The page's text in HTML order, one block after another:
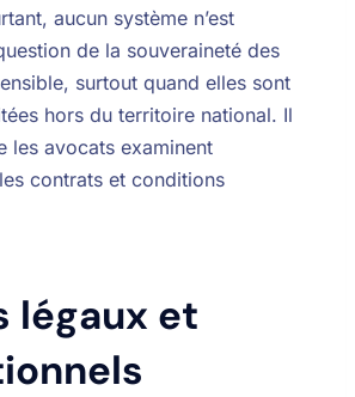
aucun système n’est
de la souveraineté des
surtout quand elles sont
hors du territoire national. Il
les avocats examinent
contrats et conditions
légaux et